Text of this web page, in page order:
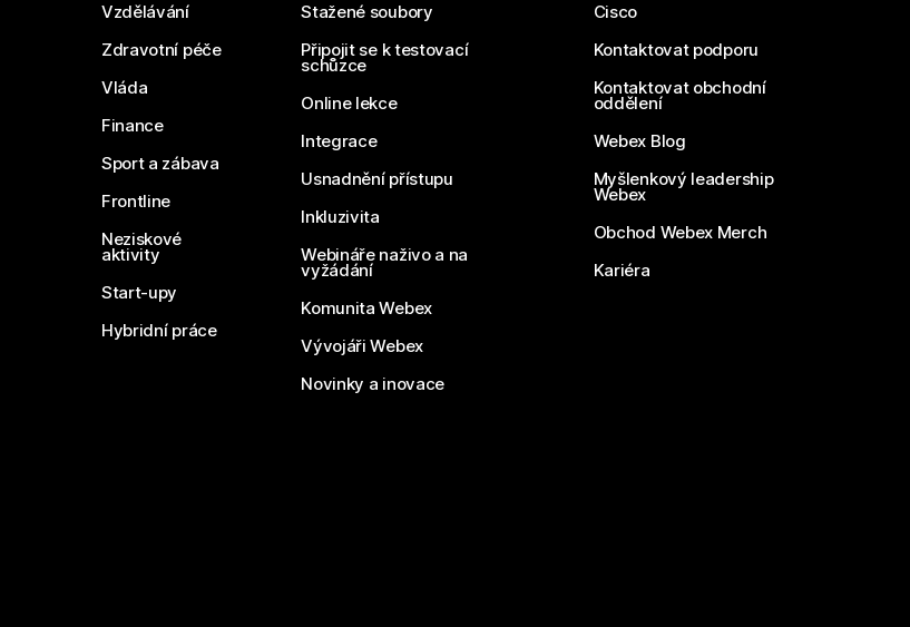
Vzdělávání
Zdravotní péče
Vláda
Finance
Sport a zábava
Frontline
Neziskové
aktivity
Start-upy
Hybridní práce
Stažené soubory
Připojit se k testovací
schůzce
Online lekce
Integrace
Usnadnění přístupu
Inkluzivita
Webináře naživo a na
vyžádání
Komunita Webex
Vývojáři Webex
Novinky a inovace
Cisco
Kontaktovat podporu
Kontaktovat obchodní
oddělení
Webex Blog
Myšlenkový leadership
Webex
Obchod Webex Merch
Kariéra